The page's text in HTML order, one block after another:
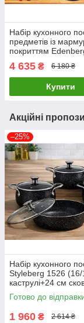
Набір кухонного
предметів із
покриттям
(казанов)
4 635 ₴ 6 180 ₴
Купити
Акційні
–25%
Набір кухонного
Styleberg 1526
каструлі+24 см
пр антипригарне
покриття
Готово до
1 960 ₴ 2 614 ₴